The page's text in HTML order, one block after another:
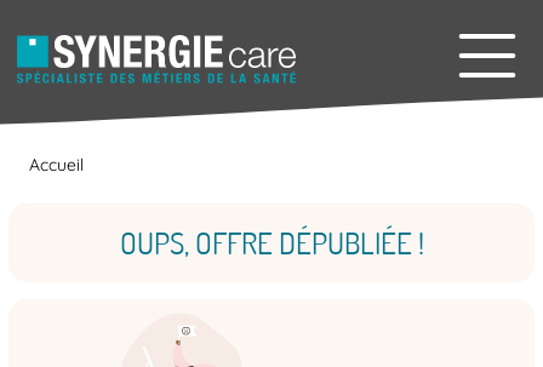
Accueil
OUPS, OFFRE DÉPUBLIÉE !